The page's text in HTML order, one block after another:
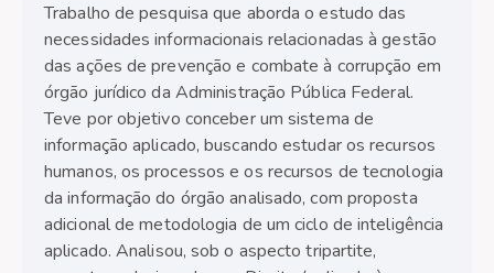
Trabalho de pesquisa que aborda o estudo das
necessidades informacionais relacionadas à gestão
das ações de prevenção e combate à corrupção em
órgão jurídico da Administração Pública Federal.
Teve por objetivo conceber um sistema de
informação aplicado, buscando estudar os recursos
humanos, os processos e os recursos de tecnologia
da informação do órgão analisado, com proposta
adicional de metodologia de um ciclo de inteligência
aplicado. Analisou, sob o aspecto tripartite,